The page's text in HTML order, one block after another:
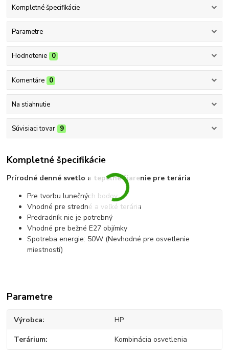
Kompletné špecifikácie
Parametre
Hodnotenie 0
Komentáre 0
Na stiahnutie
Súvisiaci tovar 9
Kompletné špecifikácie
Prírodné denné svetlo a tepelné žiarenie pre terária
Pre tvorbu lunečných bodov
Vhodné pre stredné a veľké terária
Predradník nie je potrebný
Vhodné pre bežné E27 objímky
Spotreba energie: 50W (Nevhodné pre osvetlenie
miestností)
Parametre
Výrobca HP
Terárium Kombinácia osvetlenia